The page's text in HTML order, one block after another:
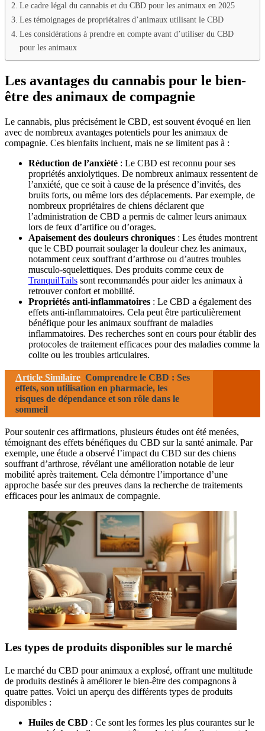
Le cadre légal du cannabis et du CBD pour les animaux en 2025
Les témoignages de propriétaires d’animaux utilisant le CBD
Les considérations à prendre en compte avant d’utiliser du CBD
pour les animaux
Les avantages du cannabis pour le bien-
être des animaux de compagnie
Le cannabis, plus précisément le CBD, est souvent évoqué en lien
avec de nombreux avantages potentiels pour les animaux de
compagnie. Ces bienfaits incluent, mais ne se limitent pas à :
Réduction de l’anxiété : Le CBD est reconnu pour ses
propriétés anxiolytiques. De nombreux animaux ressentent de
l’anxiété, que ce soit à cause de la présence d’invités, des
bruits forts, ou même lors des déplacements. Par exemple, de
nombreux propriétaires de chiens déclarent que
l’administration de CBD a permis de calmer leurs animaux
lors de feux d’artifice ou d’orages.
Apaisement des douleurs chroniques : Les études montrent
que le CBD pourrait soulager la douleur chez les animaux,
notamment ceux souffrant d’arthrose ou d’autres troubles
musculo-squelettiques. Des produits comme ceux de
TranquilTails sont recommandés pour aider les animaux à
retrouver confort et mobilité.
Propriétés anti-inflammatoires : Le CBD a également des
effets anti-inflammatoires. Cela peut être particulièrement
bénéfique pour les animaux souffrant de maladies
inflammatoires. Des recherches sont en cours pour établir des
protocoles de traitement efficaces pour des maladies comme la
colite ou les troubles articulaires.
Article Similaire Comprendre le CBD : Ses
effets, son utilisation en pharmacie, les
risques de dépendance et son rôle dans le
sommeil
Pour soutenir ces affirmations, plusieurs études ont été menées,
témoignant des effets bénéfiques du CBD sur la santé animale. Par
exemple, une étude a observé l’impact du CBD sur des chiens
souffrant d’arthrose, révélant une amélioration notable de leur
mobilité après traitement. Cela démontre l’importance d’une
approche basée sur des preuves dans la recherche de traitements
efficaces pour les animaux de compagnie.
Les types de produits disponibles sur le marché
Le marché du CBD pour animaux a explosé, offrant une multitude
de produits destinés à améliorer le bien-être des compagnons à
quatre pattes. Voici un aperçu des différents types de produits
disponibles :
Huiles de CBD : Ce sont les formes les plus courantes sur le